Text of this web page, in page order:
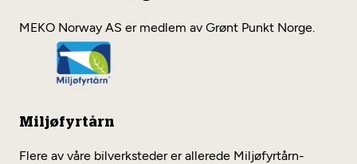
MEKO Norway AS er medlem av Grønt Punkt Norge.
Miljøfyrtårn
Flere av våre bilverksteder er allerede Miljøfyrtårn-